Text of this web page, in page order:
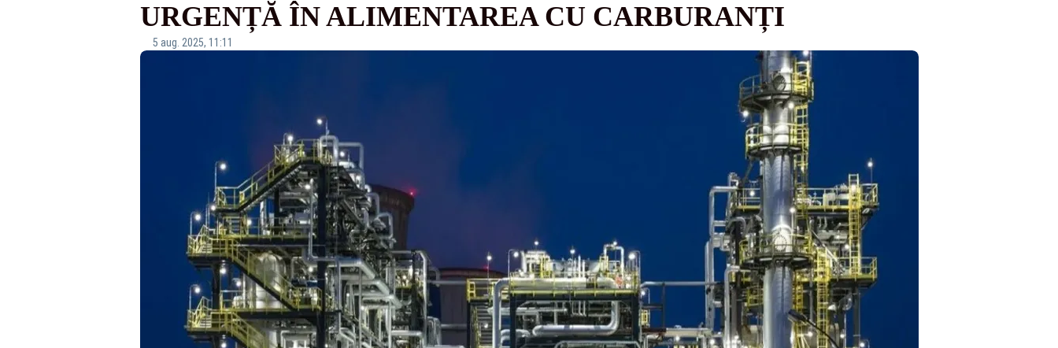
URGENȚĂ ÎN ALIMENTAREA CU CARBURANȚI
5 aug. 2025, 11:11